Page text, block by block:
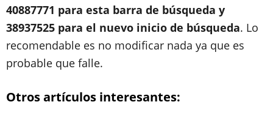
40887771 para esta barra de búsqueda y
38937525 para el nuevo inicio de búsqueda. Lo
recomendable es no modificar nada ya que es
probable que falle.
Otros artículos interesantes: